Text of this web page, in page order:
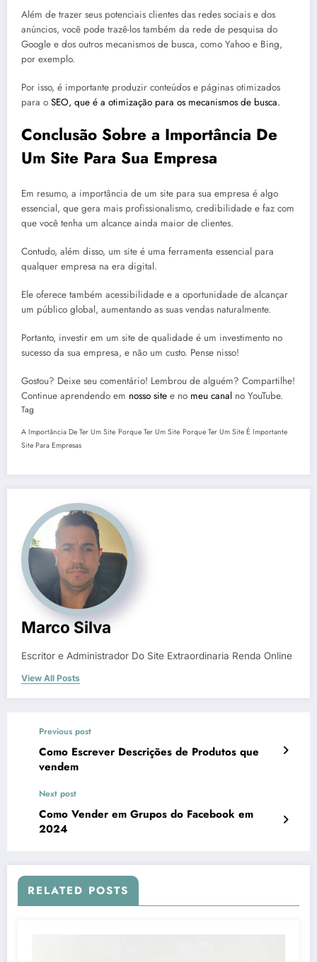
Além de trazer seus potenciais clientes das redes sociais e dos
anúncios, você pode trazê-los também da rede de pesquisa do
Google e dos outros mecanismos de busca, como Yahoo e Bing,
por exemplo.
Por isso, é importante produzir conteúdos e páginas otimizados
para o SEO, que é a otimização para os mecanismos de busca.
Conclusão Sobre a Importância De
Um Site Para Sua Empresa
Em resumo, a importância de um site para sua empresa é algo
essencial, que gera mais profissionalismo, credibilidade e faz com
que você tenha um alcance ainda maior de clientes.
Contudo, além disso, um site é uma ferramenta essencial para
qualquer empresa na era digital.
Ele oferece também acessibilidade e a oportunidade de alcançar
um público global, aumentando as suas vendas naturalmente.
Portanto, investir em um site de qualidade é um investimento no
sucesso da sua empresa, e não um custo. Pense nisso!
Gostou? Deixe seu comentário! Lembrou de alguém? Compartilhe!
Continue aprendendo em nosso site e no meu canal no YouTube.
Tag
A Importância De Ter Um Site Porque Ter Um Site Porque Ter Um Site É Importante
Site Para Empresas
Marco Silva
Escritor e Administrador Do Site Extraordinaria Renda Online
View All Posts
Previous post
Como Escrever Descrições de Produtos que
vendem
Next post
Como Vender em Grupos do Facebook em
2024
RELATED POSTS